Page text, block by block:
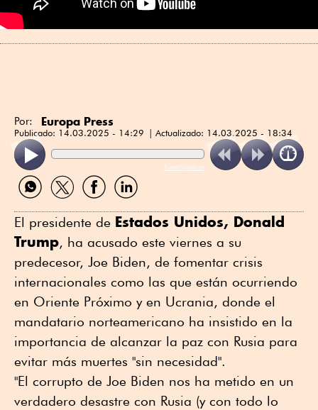
Por: Europa Press
Publicado: 14.03.2025 - 14:29 Actualizado: 14.03.2025 - 18:34
ReadSpeaker
Compartir
por
Compartir
por
Compartir
por
Compartir
por
El presidente de Estados Unidos, Donald
Trump, ha acusado este viernes a su
predecesor, Joe Biden, de fomentar crisis
internacionales como las que están ocurriendo
en Oriente Próximo y en Ucrania, donde el
mandatario norteamericano ha insistido en la
importancia de alcanzar la paz con Rusia para
evitar más muertes "sin necesidad".
"El corrupto de Joe Biden nos ha metido en un
verdadero desastre con Rusia (y con todo lo